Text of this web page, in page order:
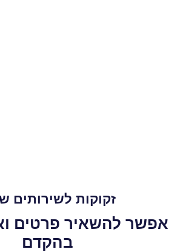
זקוקות לשירותים
אפשר להשאיר פרטים
בהקדם